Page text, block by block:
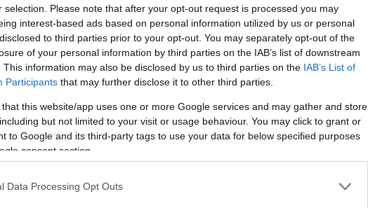
selection. Please note that after your opt-out request is processed you may
interest-based ads based on personal information utilized by us or personal
to third parties prior to your opt-out. You may separately opt-out of the
of your personal information by third parties on the IAB’s list of downstream
This information may also be disclosed by us to third parties on the IAB’s List of
Participants that may further disclose it to other third parties.
that this website/app uses one or more Google services and may gather and store
but not limited to your visit or usage behaviour. You may click to grant or
to Google and its third-party tags to use your data for below specified purposes
consent section.
Data Processing Opt Outs